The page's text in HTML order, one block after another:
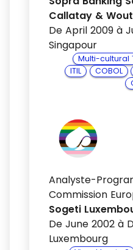
Callatay &
De April 2009 à
Singapour
Multi-cultural
ITIL
COBOL
Analyste-
Commission
Sogeti
De June 2002 à
Luxembourg